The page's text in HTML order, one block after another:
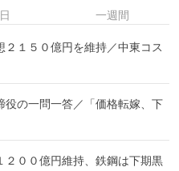
２１５０億円を維持／中東コス
の一問一答／「価格転嫁、下
００億円維持、鉄鋼は下期黒
一週間